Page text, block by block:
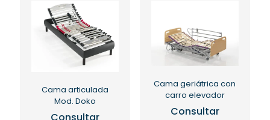
Cama articulada
Mod. Doko
Consultar
Cama geriátrica con
carro elevador
Consultar